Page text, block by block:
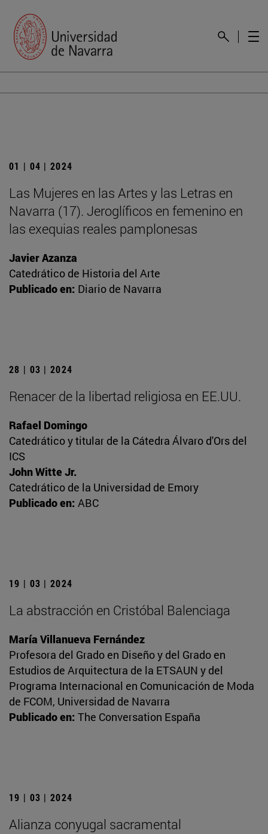
01 | 04 | 2024
Las Mujeres en las Artes y las Letras en
Navarra (17). Jeroglíficos en femenino en
las exequias reales pamplonesas
Javier Azanza
Catedrático de Historia del Arte
Publicado en: Diario de Navarra
28 | 03 | 2024
Renacer de la libertad religiosa en EE.UU.
Rafael Domingo
Catedrático y titular de la Cátedra Álvaro d'Ors del
ICS
John Witte Jr.
Catedrático de la Universidad de Emory
Publicado en: ABC
19 | 03 | 2024
La abstracción en Cristóbal Balenciaga
María Villanueva Fernández
Profesora del Grado en Diseño y del Grado en
Estudios de Arquitectura de la ETSAUN y del
Programa Internacional en Comunicación de Moda
de FCOM, Universidad de Navarra
Publicado en: The Conversation España
19 | 03 | 2024
Alianza conyugal sacramental